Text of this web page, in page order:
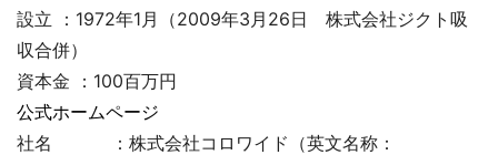
設立 ：1972年1月（2009年3月26日 株式会社ジクト吸
収合併）
資本金 ：100百万円
公式ホームページ
社名 ：株式会社コロワイド（英文名称：